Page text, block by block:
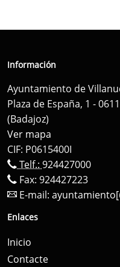
Información
Ayuntamiento de
Plaza de España, 1 -
(Badajoz)
Ver mapa
CIF: P0615400I
Telf.: 924427000
Fax: 924427223
E-mail:
Enlaces
Inicio
Contacte